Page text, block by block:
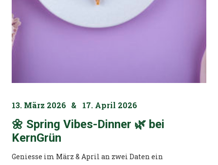
13. März 2026 & 17. April 2026
🌼 Spring Vibes-Dinner 🌿 bei
KernGrün
Geniesse im März & April an zwei Daten ein